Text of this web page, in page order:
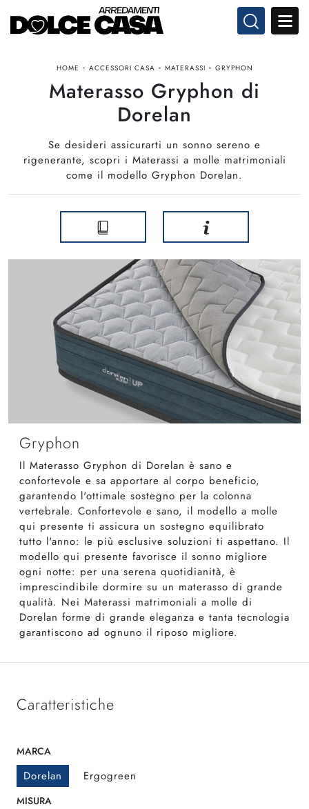
HOME - ACCESSORI CASA - MATERASSI - GRYPHON
Materasso Gryphon di
Dorelan
Se desideri assicurarti un sonno sereno e
rigenerante, scopri i Materassi a molle matrimoniali
come il modello Gryphon Dorelan.
Gryphon
Il Materasso Gryphon di Dorelan è sano e
confortevole e sa apportare al corpo beneficio,
garantendo l'ottimale sostegno per la colonna
vertebrale. Confortevole e sano, il modello a molle
qui presente ti assicura un sostegno equilibrato
tutto l'anno: le più esclusive soluzioni ti aspettano. Il
modello qui presente favorisce il sonno migliore
ogni notte: per una serena quotidianità, è
imprescindibile dormire su un materasso di grande
qualità. Nei Materassi matrimoniali a molle di
Dorelan forme di grande eleganza e tanta tecnologia
garantiscono ad ognuno il riposo migliore.
Caratteristiche
MARCA
Dorelan Ergogreen
MISURA